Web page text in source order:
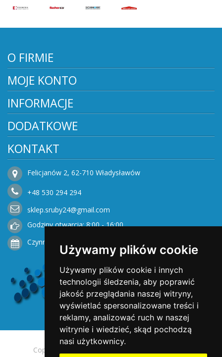
Używamy plików cookie
Używamy plików cookie i innych
technologii śledzenia, aby poprawić
jakość przeglądania naszej witryny,
wyświetlać spersonalizowane treści i
reklamy, analizować ruch w naszej
witrynie i wiedzieć, skąd pochodzą
nasi użytkownicy.
O FIRMIE
MOJE KONTO
INFORMACJE
DODATKOWE
KONTAKT
Felicjanów 2, 62-710 Władysławów
+48 530 294 294
sklep.sruby24@gmail.com
Godziny otwarcia: 8:00 - 16:00
Czynne od Poniedziałku do Piątku
Copyright © 2025 Opengreen. All rights reserved.